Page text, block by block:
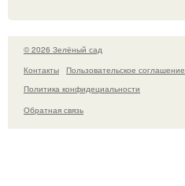
© 2026 Зелёный сад
Контакты
Пользовательское соглашение
Политика конфидециальности
Обратная связь